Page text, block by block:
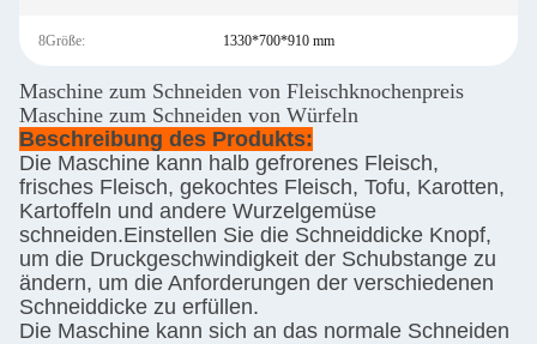
8Größe: 1330*700*910 mm
Maschine zum Schneiden von Fleischknochenpreis
Maschine zum Schneiden von Würfeln
Beschreibung des Produkts:
Die Maschine kann halb gefrorenes Fleisch,
frisches Fleisch, gekochtes Fleisch, Tofu, Karotten,
Kartoffeln und andere Wurzelgemüse
schneiden.Einstellen Sie die Schneiddicke Knopf,
um die Druckgeschwindigkeit der Schubstange zu
ändern, um die Anforderungen der verschiedenen
Schneiddicke zu erfüllen.
Die Maschine kann sich an das normale Schneiden